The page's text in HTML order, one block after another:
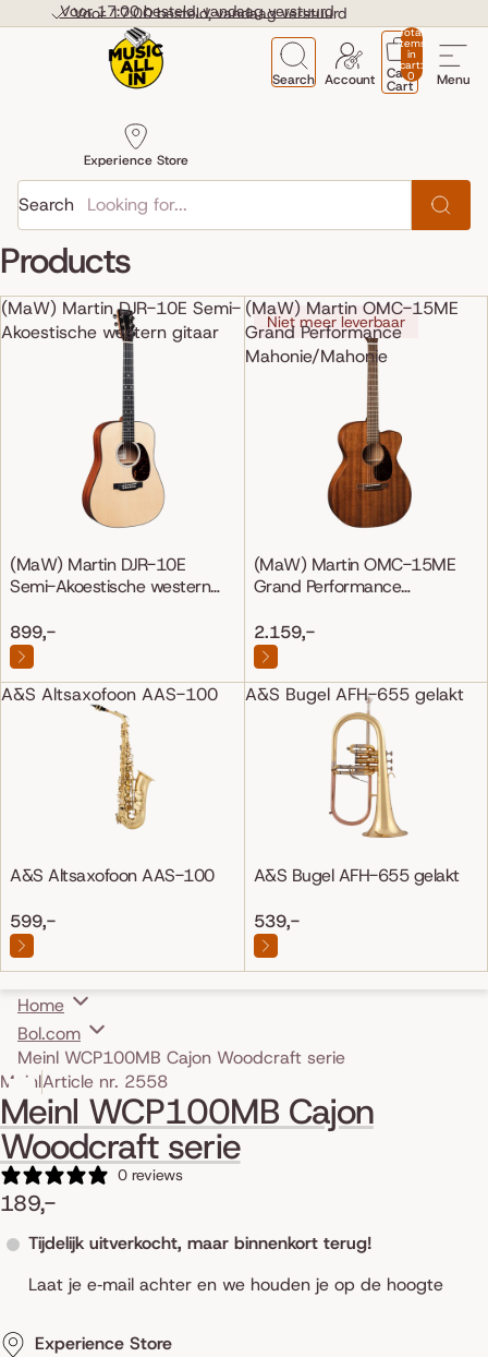
Voor 17:00 besteld, vandaag verstuurd
Voor 17:00 besteld, vandaag verstuurd
Menu
Search
Experience Store
Account
Total
items
in
cart:
0
Cart
Cart
Search
Products
(MaW) Martin DJR-10E Semi-
Akoestische western gitaar
(MaW) Martin DJR-10E
Semi-Akoestische western
899,-
(MaW) Martin OMC-15ME
Grand Performance
Mahonie/Mahonie
Niet meer leverbaar
(MaW) Martin OMC-15ME
Grand Performance
2.159,-
A&S Altsaxofoon AAS-100
A&S Altsaxofoon AAS-100
599,-
A&S Bugel AFH-655 gelakt
A&S Bugel AFH-655 gelakt
539,-
Home
Bol.com
Meinl WCP100MB Cajon Woodcraft serie
Skip to product information
MeinlArticle nr. 2558
Meinl WCP100MB Cajon
Woodcraft serie
0 reviews
189,-
Tijdelijk uitverkocht, maar binnenkort terug!
Laat je e‑mail achter en we houden je op de hoogte
Experience Store